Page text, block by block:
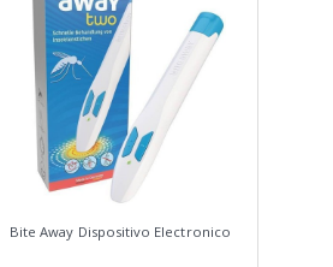
Bite Away Dispositivo Electronico